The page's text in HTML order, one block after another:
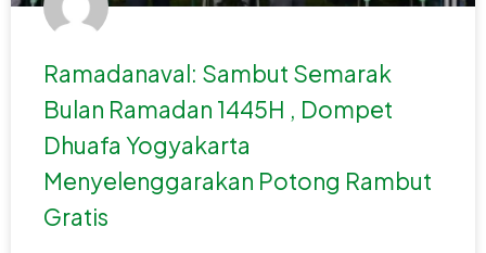
Ramadanaval: Sambut Semarak
Bulan Ramadan 1445H , Dompet
Dhuafa Yogyakarta
Menyelenggarakan Potong Rambut
Gratis